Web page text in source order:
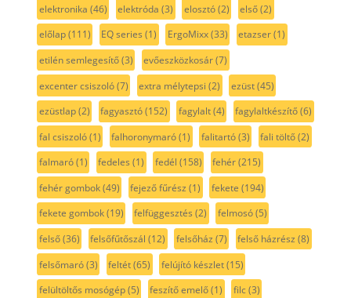
elektronika (46) elektróda (3) elosztó(2) első(2)
előlap(111) EQ series (1) ErgoMixx(33) etazser(1)
etilén semlegesítő(3) evőeszközkosár(7)
excenter csiszoló(7) extra mélytepsi (2) ezüst(45)
ezüstlap(2) fagyasztó(152) fagylalt(4) fagylaltkészítő(6)
fal csiszoló(1) falhoronymaró(1) falitartó(3) fali töltő(2)
falmaró(1) fedeles (1) fedél (158) fehér(215)
fehér gombok(49) fejező fűrész (1) fekete (194)
fekete gombok(19) felfüggesztés (2) felmosó(5)
felső(36) felsőfűtőszál (12) felsőház (7) felső házrész (8)
felsőmaró(3) feltét(65) felújító készlet(15)
felültöltős mosógép(5) feszítő emelő(1) filc(3)